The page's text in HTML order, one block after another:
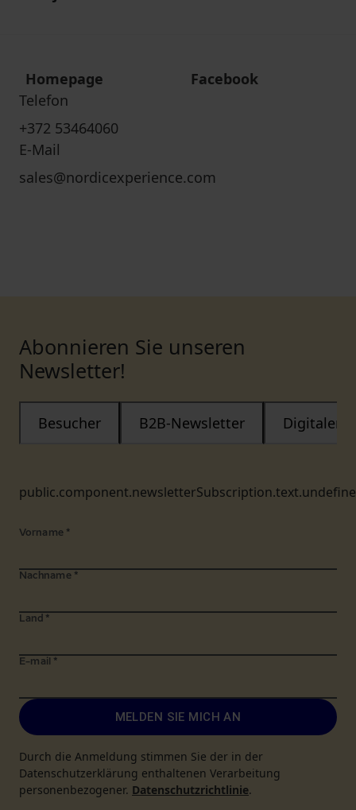
Homepage
Facebook
Telefon
+372 53464060
E-Mail
sales@nordicexperience.com
Abonnieren Sie unseren
Newsletter!
Besucher B2B-Newsletter Digitaler
Vorname *
Nachname *
Land *
E-mail *
MELDEN SIE MICH AN
Durch die Anmeldung stimmen Sie der in der
Datenschutzerklärung enthaltenen Verarbeitung
personenbezogener. Datenschutzrichtlinie.